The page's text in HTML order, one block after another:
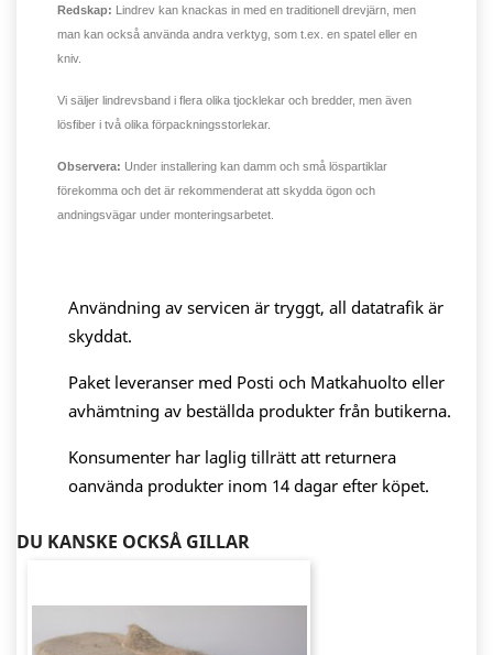
Redskap: Lindrev kan knackas in med en traditionell drevjärn, men
man kan också använda andra verktyg, som t.ex. en spatel eller en
kniv.
Vi säljer lindrevsband i flera olika tjocklekar och bredder, men även
lösfiber i två olika förpackningsstorlekar.
Observera: Under installering kan damm och små löspartiklar
förekomma och det är rekommenderat att skydda ögon och
andningsvägar under monteringsarbetet.
Användning av servicen är tryggt, all datatrafik är
skyddat.
Paket leveranser med Posti och Matkahuolto eller
avhämtning av beställda produkter från butikerna.
Konsumenter har laglig tillrätt att returnera
oanvända produkter inom 14 dagar efter köpet.
DU KANSKE OCKSÅ GILLAR